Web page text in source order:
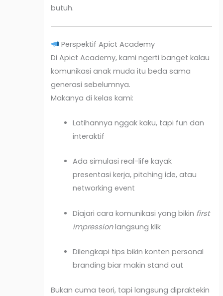
butuh.
Perspektif Apict Academy
Di Apict Academy, kami ngerti banget kalau
komunikasi anak muda itu beda sama
generasi sebelumnya.
Makanya di kelas kami:
Latihannya nggak kaku, tapi fun dan
interaktif
Ada simulasi real-life kayak
presentasi kerja, pitching ide, atau
networking event
Diajari cara komunikasi yang bikin first
impressionlangsung klik
Dilengkapi tips bikin konten personal
branding biar makin stand out
Bukan cuma teori, tapi langsung dipraktekin